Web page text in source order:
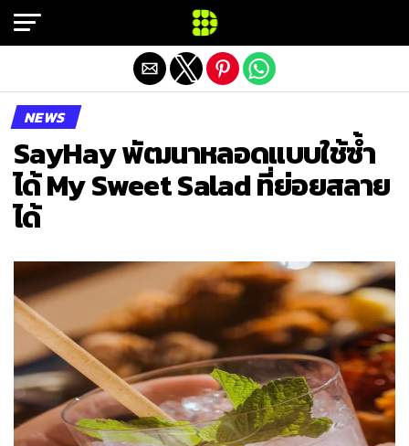
NEWS
SayHay พัฒนาหลอดแบบใช้ซ้ำ
ได้ My Sweet Salad ที่ย่อยสลาย
ได้
Exit mobile version